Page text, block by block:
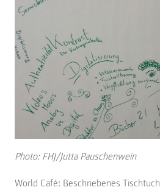
Photo: FHJ/Jutta Pauschenwein
World Café: Beschriebenes Tischtuch